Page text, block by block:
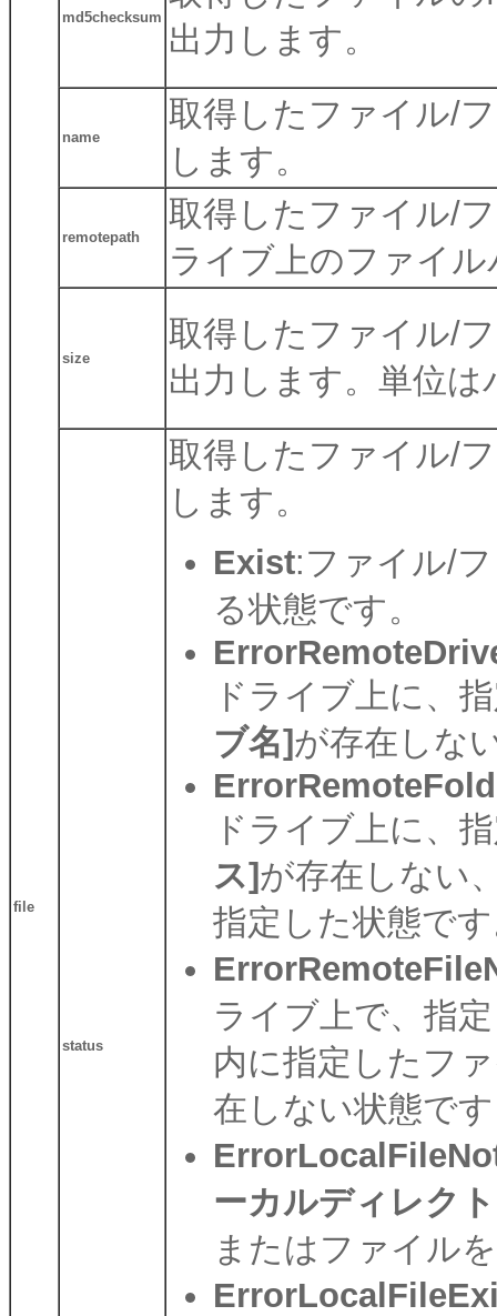
file
md5checksum
出力します。
name
取得したファイル/
します。
remotepath
取得したファイル/
ライブ上のファイ
size
取得したファイル/
出力します。単位は
status
取得したファイル/
します。
Exist:ファイル/
る状態です。
ドライブ上に、
ブ名]が存在しな
ドライブ上に、
ス]が存在しない
指定した状態で
ライブ上で、指
内に指定したフ
在しない状態で
ーカルディレク
またはファイル